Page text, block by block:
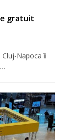
gratuit
Napoca îi